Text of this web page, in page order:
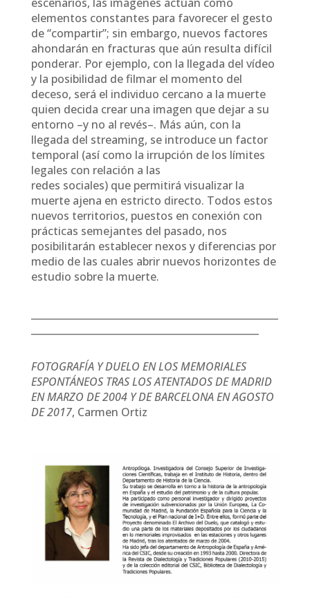
elementos constantes para favorecer el gesto
de “compartir”; sin embargo, nuevos factores
ahondarán en fracturas que aún resulta difícil
ponderar. Por ejemplo, con la llegada del vídeo
y la posibilidad de filmar el momento del
deceso, será el individuo cercano a la muerte
quien decida crear una imagen que dejar a su
entorno –y no al revés–. Más aún, con la
llegada del streaming, se introduce un factor
temporal (así como la irrupción de los límites
legales con relación a las
redes sociales) que permitirá visualizar la
muerte ajena en estricto directo. Todos estos
nuevos territorios, puestos en conexión con
prácticas semejantes del pasado, nos
posibilitarán establecer nexos y diferencias por
medio de las cuales abrir nuevos horizontes de
estudio sobre la muerte.
FOTOGRAFÍA Y DUELO EN LOS MEMORIALES
ESPONTÁNEOS TRAS LOS ATENTADOS DE MADRID
EN MARZO DE 2004 Y DE BARCELONA EN AGOSTO
DE 2017, Carmen Ortiz